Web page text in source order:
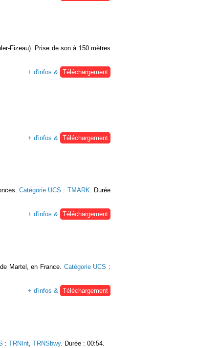
Fizeau). Prise de son à 150 mètres
+ d'infos &
Téléchargement
+ d'infos &
Téléchargement
Catégorie UCS : TMARK. Durée
+ d'infos & Téléchargement
Martel, en France. Catégorie UCS :
+ d'infos & Téléchargement
: TRNInt, TRNSbwy. Durée : 00:54.